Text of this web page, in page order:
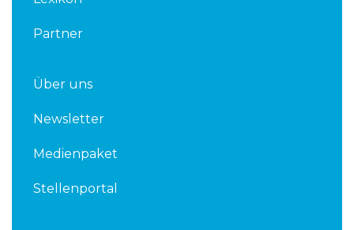
Partner
Über uns
Newsletter
Medienpaket
Stellenportal